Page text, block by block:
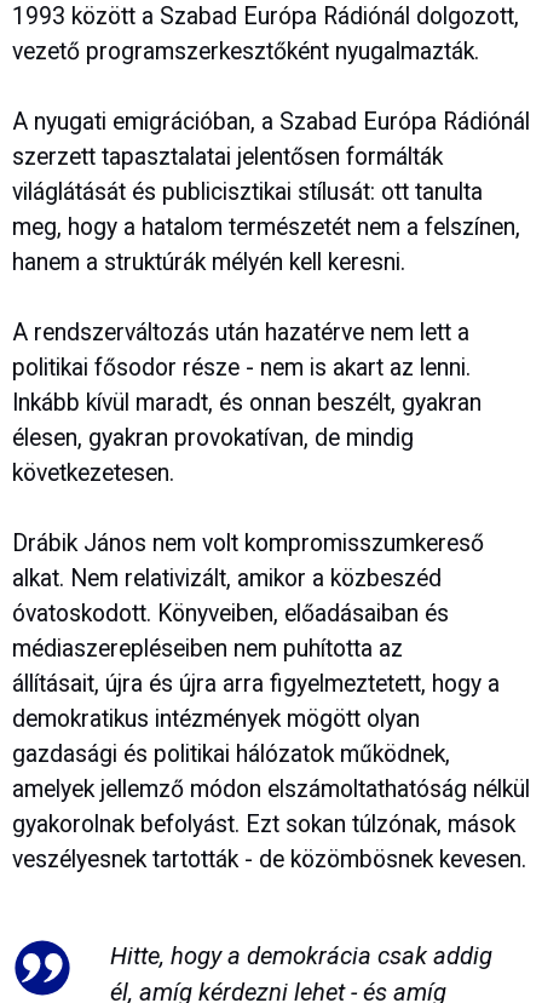
1993 között a Szabad Európa Rádiónál dolgozott,
vezető programszerkesztőként nyugalmazták.
A nyugati emigrációban, a Szabad Európa Rádiónál
szerzett tapasztalatai jelentősen formálták
világlátását és publicisztikai stílusát: ott tanulta
meg, hogy a hatalom természetét nem a felszínen,
hanem a struktúrák mélyén kell keresni.
A rendszerváltozás után hazatérve nem lett a
politikai fősodor része - nem is akart az lenni.
Inkább kívül maradt, és onnan beszélt, gyakran
élesen, gyakran provokatívan, de mindig
következetesen.
Drábik János nem volt kompromisszumkereső
alkat. Nem relativizált, amikor a közbeszéd
óvatoskodott. Könyveiben, előadásaiban és
médiaszerepléseiben nem puhította az
állításait, újra és újra arra figyelmeztetett, hogy a
demokratikus intézmények mögött olyan
gazdasági és politikai hálózatok működnek,
amelyek jellemző módon elszámoltathatóság nélkül
gyakorolnak befolyást. Ezt sokan túlzónak, mások
veszélyesnek tartották - de közömbösnek kevesen.
Hitte, hogy a demokrácia csak addig
él, amíg kérdezni lehet - és amíg